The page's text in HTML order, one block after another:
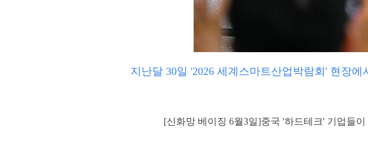
지난달 30일 '2026 세계스마트산업박람회' 현장
[신화망 베이징 6월3일]중국 '하드테크' 기업들